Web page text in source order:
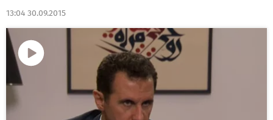
13:04 30.09.2015